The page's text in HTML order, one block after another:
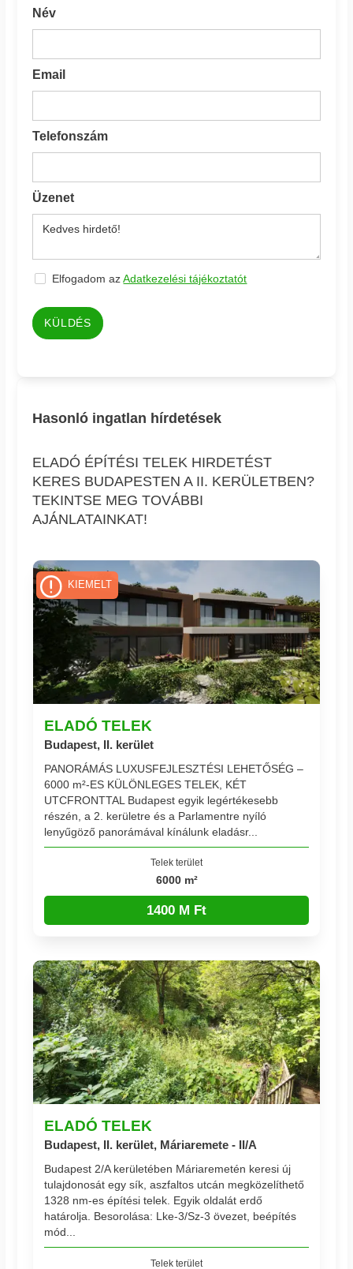
Név
Email
Telefonszám
Üzenet
Elfogadom azAdatkezelési tájékoztatót
KÜLDÉS
Hasonló ingatlan hírdetések
ELADÓ ÉPÍTÉSI TELEK HIRDETÉST
KERES BUDAPESTEN A II. KERÜLETBEN?
TEKINTSE MEG TOVÁBBI
AJÁNLATAINKAT!
ELADÓ TELEK
Budapest, II. kerület
PANORÁMÁS LUXUSFEJLESZTÉSI LEHETŐSÉG –
6000 m²-ES KÜLÖNLEGES TELEK, KÉT
UTCFRONTTAL Budapest egyik legértékesebb
részén, a 2. kerületre és a Parlamentre nyíló
lenyűgöző panorámával kínálunk eladásr...
Telek terület
6000 m²
1400 M Ft
KIEMELT
ELADÓ TELEK
Budapest, II. kerület, Máriaremete - II/A
Budapest 2/A kerületében Máriaremetén keresi új
tulajdonosát egy sík, aszfaltos utcán megközelíthető
1328 nm-es építési telek. Egyik oldalát erdő
határolja. Besorolása: Lke-3/Sz-3 övezet, beépítés
mód...
Telek terület